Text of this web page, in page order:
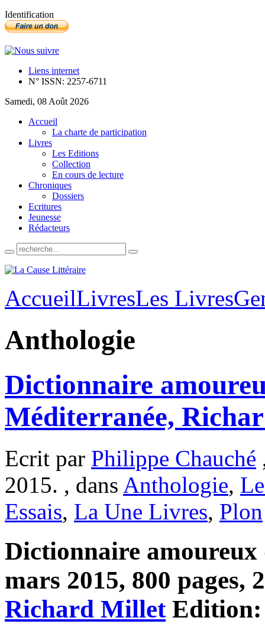
Identification
Liens internet
N° ISSN: 2257-6711
Samedi, 08 Août 2026
Accueil
La charte de participation
Livres
Les Editions
Collection
En cours de lecture
Chroniques
Dossiers
Ecritures
Jeunesse
Rédacteurs
AccueilLivresLes Livres
Anthologie
Dictionnaire
Méditerranée,
Ecrit par Philippe Chauché
2015. , dans Anthologie,
Essais, La Une Livres, Plon
Dictionnaire
mars 2015, 800 pages,
Richard Millet